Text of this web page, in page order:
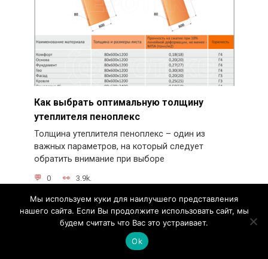
Как выбрать оптимальную толщину
утеплителя пеноплекс
Толщина утеплителя пеноплекс – один из
важных параметров, на который следует
обратить внимание при выборе
0 3.9k.
Мы используем куки для наилучшего представления
нашего сайта. Если Вы продолжите использовать сайт, мы
будем считать что Вас это устраивает.
Ok